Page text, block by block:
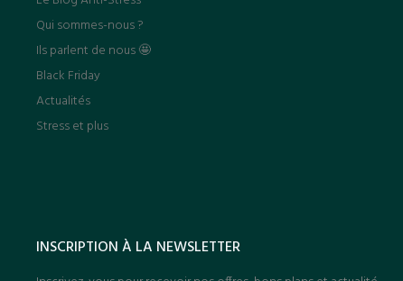
Qui sommes-nous ?
Ils parlent de nous 🤩
Black Friday
Actualités
Stress et plus
INSCRIPTION À LA NEWSLETTER